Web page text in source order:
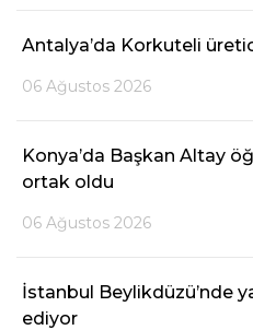
Antalya’da Korkuteli
06 Ağustos 2026
Konya’da Başkan Altay
ortak oldu
06 Ağustos 2026
İstanbul Beylikdüzü’nde
ediyor